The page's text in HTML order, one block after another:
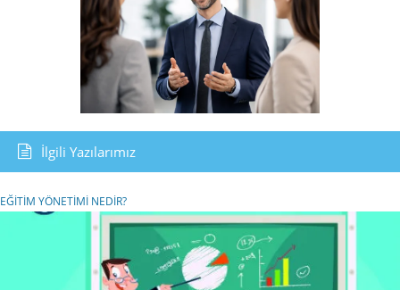
İlgili Yazılarımız
EĞİTİM YÖNETİMİ NEDİR?